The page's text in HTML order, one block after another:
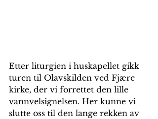
Etter liturgien i huskapellet gikk
turen til Olavskilden ved Fjære
kirke, der vi forrettet den lille
vannvelsignelsen. Her kunne vi
slutte oss til den lange rekken av